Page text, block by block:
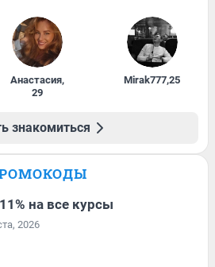
Анастасия,
29
Mirak777,25
знакомиться
на все курсы
2026